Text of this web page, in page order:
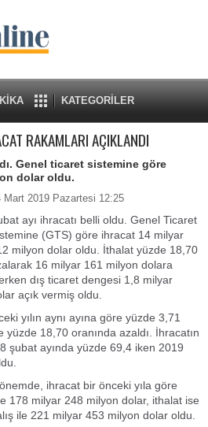
KATEGORİLER
RAKAMLARI AÇIKLANDI
Genel ticaret sistemine göre
dolar oldu.
Mart 2019 Pazartesi 12:25
ayı ihracatı belli oldu. Genel Ticaret
(GTS) göre ihracat 14 milyar
milyon dolar oldu. İthalat yüzde 18,70
16 milyar 161 milyon dolara
dış ticaret dengesi 1,8 milyar
açık vermiş oldu.
yılın aynı ayına göre yüzde 3,71
18,70 oranında azaldı. İhracatın
şubat ayında yüzde 69,4 iken 2019
ihracat bir önceki yıla göre
178 milyar 248 milyon dolar, ithalat ise
ile 221 milyar 453 milyon dolar oldu.